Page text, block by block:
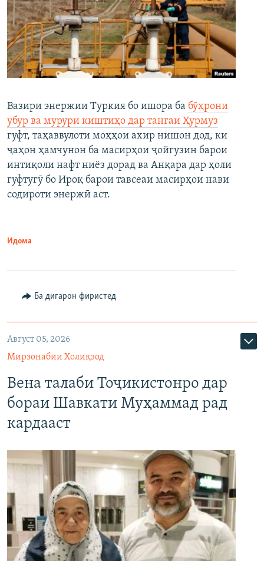
Вазири энержии Туркия бо ишора ба бӯҳрони
убур ва мурури киштиҳо дар тангаи Ҳурмуз
гуфт, таҳаввулоти моҳҳои ахир нишон дод, ки
ҷаҳон ҳамчунон ба масирҳои ҷойгузин барои
интиқоли нафт ниёз дорад ва Анқара дар ҳоли
гуфтугӯ бо Ироқ барои тавсеаи масирҳои нави
содироти энержӣ аст.
Идома
Ба дигарон фиристед
Август 05, 2026
Мирзонабии Холиқзод
Вена талаби Тоҷикистонро дар
бораи Шавкати Муҳаммад рад
кардааст